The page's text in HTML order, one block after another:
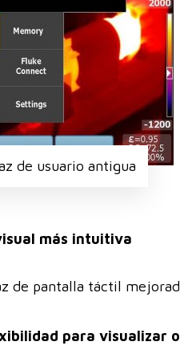
de usuario antigua
más intuitiva
de pantalla táctil
para visualizar